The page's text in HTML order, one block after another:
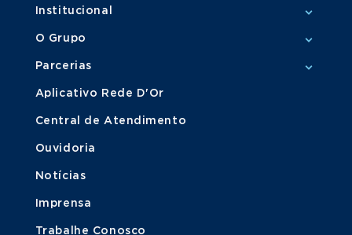
Institucional
O Grupo
Parcerias
Aplicativo Rede D'Or
Central de Atendimento
Ouvidoria
Notícias
Imprensa
Trabalhe Conosco